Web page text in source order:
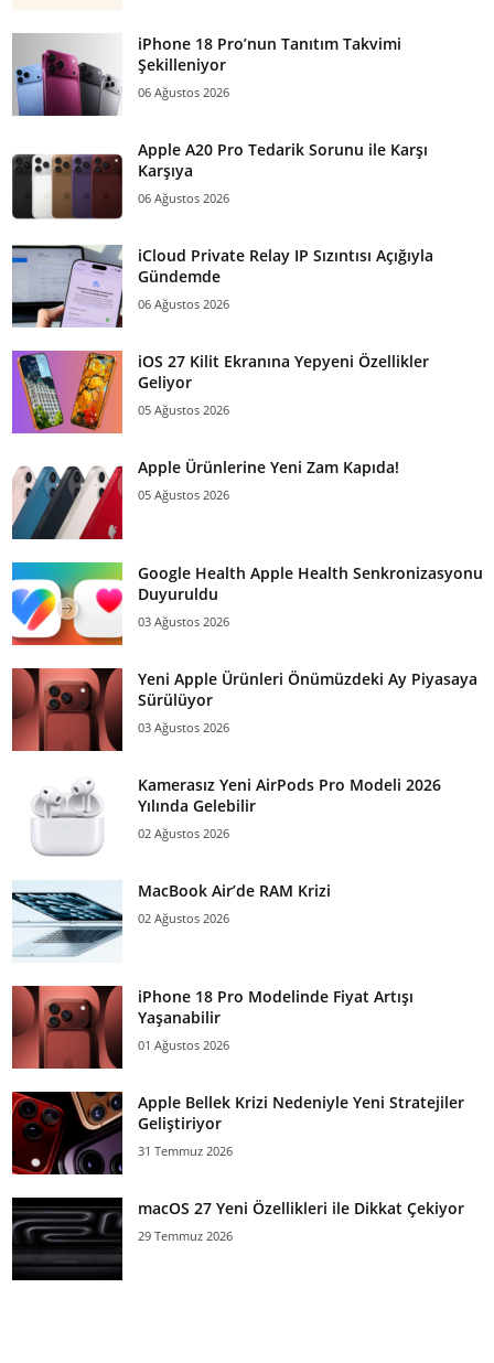
iPhone 18 Pro’nun Tanıtım Takvimi
Şekilleniyor
06 Ağustos 2026
Apple A20 Pro Tedarik Sorunu ile Karşı
Karşıya
06 Ağustos 2026
iCloud Private Relay IP Sızıntısı Açığıyla
Gündemde
06 Ağustos 2026
iOS 27 Kilit Ekranına Yepyeni Özellikler
Geliyor
05 Ağustos 2026
Apple Ürünlerine Yeni Zam Kapıda!
05 Ağustos 2026
Google Health Apple Health Senkronizasyonu
Duyuruldu
03 Ağustos 2026
Yeni Apple Ürünleri Önümüzdeki Ay Piyasaya
Sürülüyor
03 Ağustos 2026
Kamerasız Yeni AirPods Pro Modeli 2026
Yılında Gelebilir
02 Ağustos 2026
MacBook Air’de RAM Krizi
02 Ağustos 2026
iPhone 18 Pro Modelinde Fiyat Artışı
Yaşanabilir
01 Ağustos 2026
Apple Bellek Krizi Nedeniyle Yeni Stratejiler
Geliştiriyor
31 Temmuz 2026
macOS 27 Yeni Özellikleri ile Dikkat Çekiyor
29 Temmuz 2026